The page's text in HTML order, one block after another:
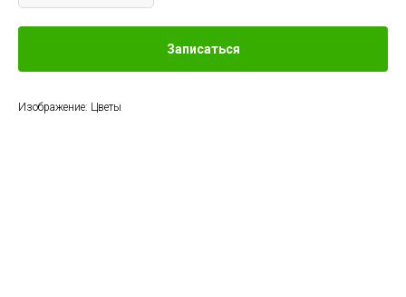
Записаться
Изображение: Цветы